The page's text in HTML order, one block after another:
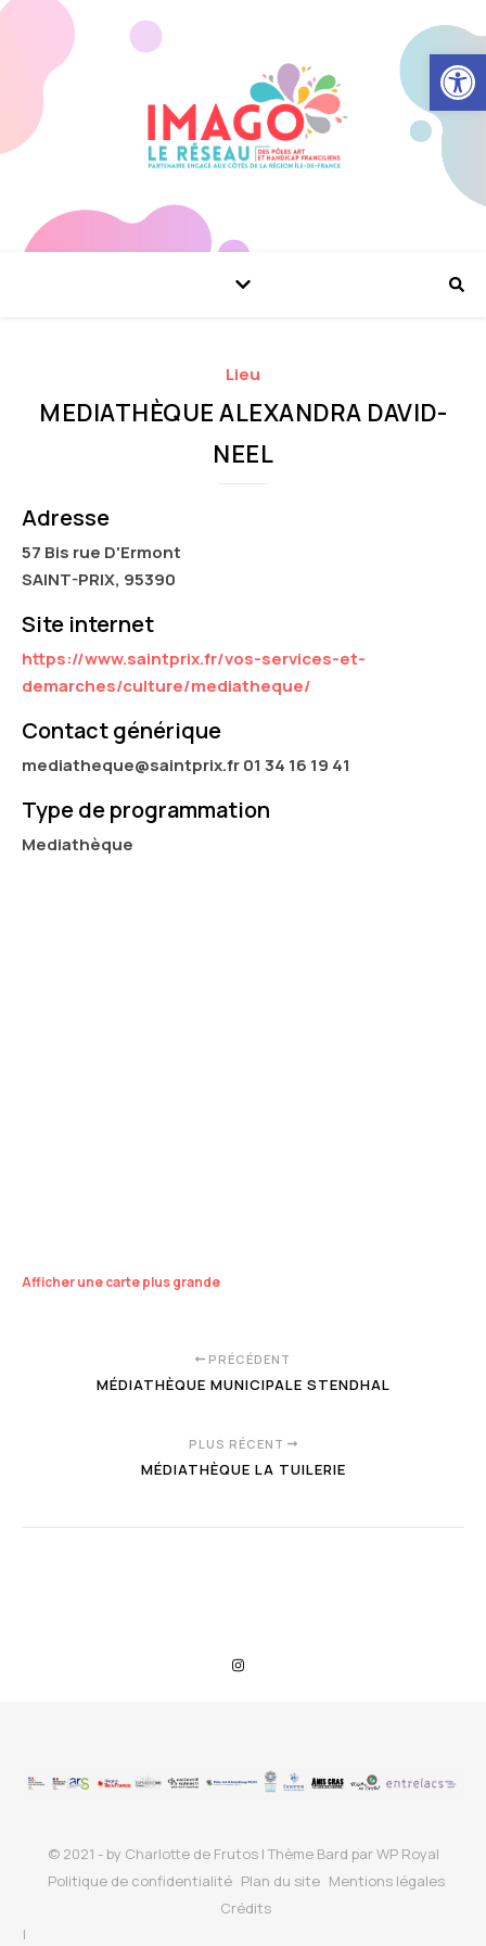
Ouvrir
Lieu
MEDIATHÈQUE ALEXANDRA DAVID-
NEEL
Adresse
57 Bis rue D'Ermont
SAINT-PRIX, 95390
Site internet
https://www.saintprix.fr/vos-services-et-
demarches/culture/mediatheque/
Contact générique
mediatheque@saintprix.fr 01 34 16 19 41
Type de programmation
Mediathèque
Afficher une carte plus grande
PRÉCÉDENT
MÉDIATHÈQUE MUNICIPALE STENDHAL
PLUS RÉCENT
MÉDIATHÈQUE LA TUILERIE
© 2021 - by Charlotte de Frutos |Thème Bard parWP Royal
Politique de confidentialité Plan du site Mentions légales
Crédits